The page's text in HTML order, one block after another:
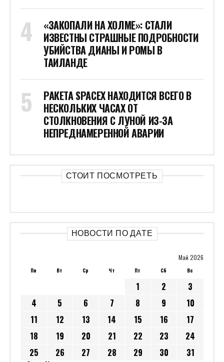
«ЗАКОПАЛИ НА ХОЛМЕ»: СТАЛИ
ИЗВЕСТНЫ СТРАШНЫЕ ПОДРОБНОСТИ
УБИЙСТВА ДИАНЫ И РОМЫ В
ТАИЛАНДЕ
РАКЕТА SPACEX НАХОДИТСЯ ВСЕГО В
НЕСКОЛЬКИХ ЧАСАХ ОТ
СТОЛКНОВЕНИЯ С ЛУНОЙ ИЗ-ЗА
НЕПРЕДНАМЕРЕННОЙ АВАРИИ
СТОИТ ПОСМОТРЕТЬ
НОВОСТИ ПО ДАТЕ
Май 2026
Пн Вт Ср Чт Пт Сб Вс
1 2
3
4
5 6 7 8 9
10
11
12 13 14 15 16
17
18
19 20 21 22 23
24
25
26 27 28 29 30
31